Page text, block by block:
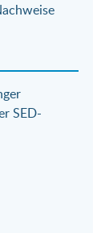
SED-